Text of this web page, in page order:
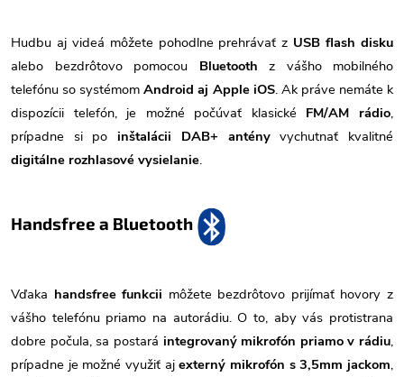
Hudbu aj videá môžete pohodlne prehrávať z USB flash disku
alebo bezdrôtovo pomocou Bluetooth z vášho mobilného
telefónu so systémomAndroid aj Apple iOS. Ak práve nemáte k
dispozícii telefón, je možné počúvať klasické FM/AM rádio,
prípadne si poinštalácii DAB+ antényvychutnať kvalitné
digitálne rozhlasové vysielanie.
Handsfree a Bluetooth
Vďaka handsfree funkcii môžete bezdrôtovo prijímať hovory z
vášho telefónu priamo na autorádiu. O to, aby vás protistrana
dobre počula, sa postará integrovaný mikrofón priamo v rádiu,
prípadne je možné využiť ajexterný mikrofón s 3,5mm jackom,